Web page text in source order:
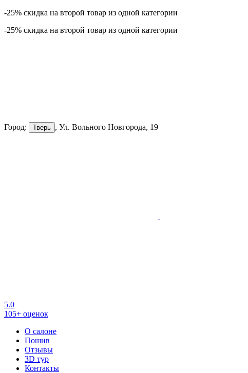
-25% скидка на второй товар из одной категории
-25% скидка на второй товар из одной категории
Город: Тверь , Ул. Вольного Новгорода, 19
5.0
105+ оценок
О салоне
Пошив
Отзывы
3D тур
Контакты